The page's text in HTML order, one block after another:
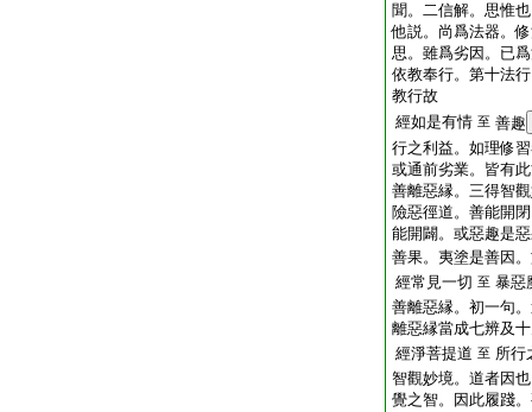
聞。二信解。思惟
他説。尚爲法器。
思。雖爲劣因。已
依教奉行。第十法
教行故
經如是有情 至 善趣
行之利益。如理修
或通前劣業。皆有
善離惡縁。三得智
險惡徑道。善能開
能開闢。或惡趣是
善果。夷塗是善因
經常見一切 至 暴惡
善離惡縁。初一句
離惡縁當成七辨及
經淨菩提道 至 所
智觀妙境。道者因
覺之智。因此履踐